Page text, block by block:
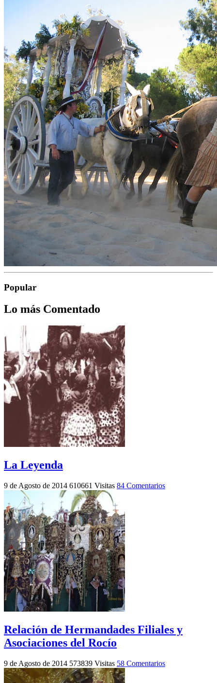
Popular
Lo más Comentado
La Leyenda
9 de Agosto de 2014 610661 Visitas 84 Comentarios
Relación de Hermandades Filiales y
Asociaciones del Rocío
9 de Agosto de 2014 573839 Visitas 58 Comentarios